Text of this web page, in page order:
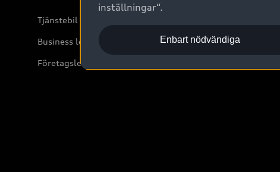
Tjänstebil
Business lease online
Företagsleasing
inställningar“.
Enbart nödvändiga